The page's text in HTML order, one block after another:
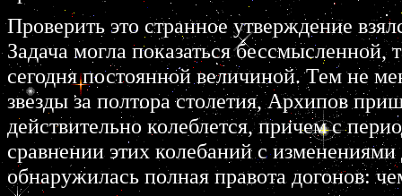
Проверить это странное утверждение
Задача могла показаться
сегодня постоянной величиной. Тем не
звезды за полтора столетия, Архипов
действительно колеблется, причем с
сравнении этих колебаний с
обнаружилась полная правота догонов: